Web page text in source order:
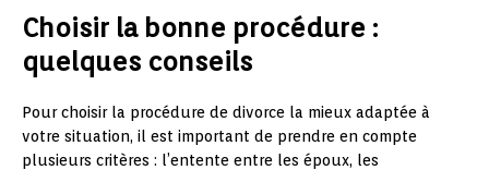
Choisir la bonne procédure :
quelques conseils
Pour choisir la procédure de divorce la mieux adaptée à
votre situation, il est important de prendre en compte
plusieurs critères : l’entente entre les époux, les